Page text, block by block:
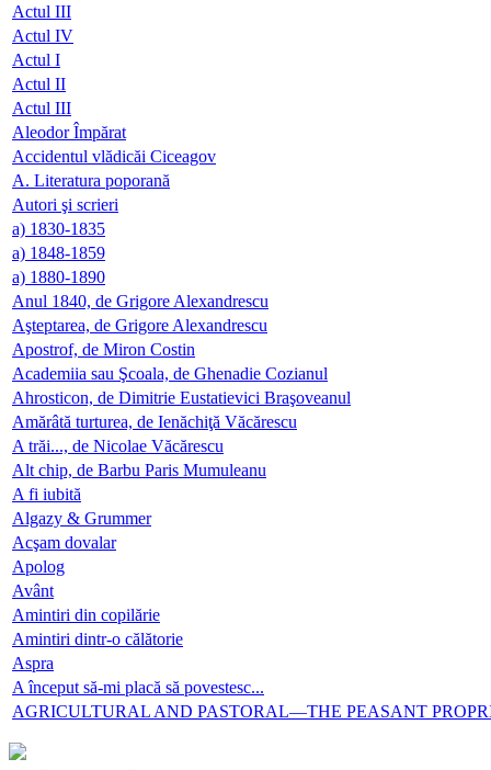
Actul III
Actul IV
Actul I
Actul II
Actul III
Aleodor Împărat
Accidentul vlădicăi Ciceagov
A. Literatura poporană
Autori şi scrieri
a) 1830-1835
a) 1848-1859
a) 1880-1890
Anul 1840, de Grigore Alexandrescu
Aşteptarea, de Grigore Alexandrescu
Apostrof, de Miron Costin
Academiia sau Şcoala, de Ghenadie Cozianul
Ahrosticon, de Dimitrie Eustatievici Braşoveanul
Amărâtă turturea, de Ienăchiţă Văcărescu
A trăi..., de Nicolae Văcărescu
Alt chip, de Barbu Paris Mumuleanu
A fi iubită
Algazy & Grummer
Acşam dovalar
Apolog
Avânt
Amintiri din copilărie
Amintiri dintr-o călătorie
Aspra
A început să-mi placă să povestesc...
AGRICULTURAL AND PASTORAL—THE PEASANT